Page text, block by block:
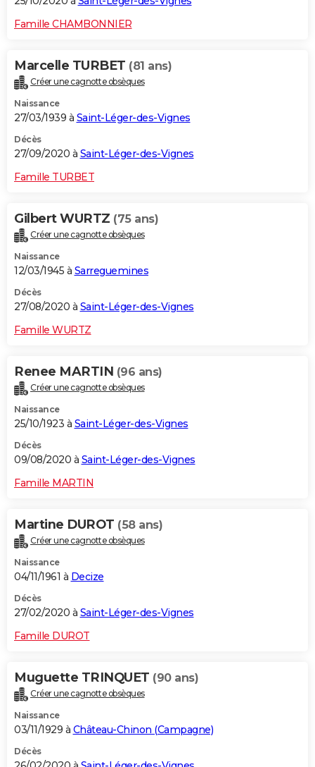
Famille CHAMBONNIER
Marcelle TURBET (81 ans)
Créer une cagnotte obsèques
Naissance
27/03/1939 à Saint-Léger-des-Vignes
Décès
27/09/2020 à Saint-Léger-des-Vignes
Famille TURBET
Gilbert WURTZ (75 ans)
Créer une cagnotte obsèques
Naissance
12/03/1945 à Sarreguemines
Décès
27/08/2020 à Saint-Léger-des-Vignes
Famille WURTZ
Renee MARTIN (96 ans)
Créer une cagnotte obsèques
Naissance
25/10/1923 à Saint-Léger-des-Vignes
Décès
09/08/2020 à Saint-Léger-des-Vignes
Famille MARTIN
Martine DUROT (58 ans)
Créer une cagnotte obsèques
Naissance
04/11/1961 à Decize
Décès
27/02/2020 à Saint-Léger-des-Vignes
Famille DUROT
Muguette TRINQUET (90 ans)
Créer une cagnotte obsèques
Naissance
03/11/1929 à Château-Chinon (Campagne)
Décès